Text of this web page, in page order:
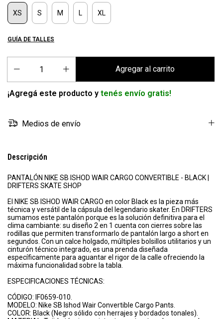
XS S M L XL
GUÍA DE TALLES
¡Agregá este producto y tenés envío gratis!
Medios de envío
Descripción
PANTALÓN NIKE SB ISHOD WAIR CARGO CONVERTIBLE - BLACK |
DRIFTERS SKATE SHOP
El NIKE SB ISHOD WAIR CARGO en color Black es la pieza más
técnica y versátil de la cápsula del legendario skater. En DRIFTERS
sumamos este pantalón porque es la solución definitiva para el
clima cambiante: su diseño 2 en 1 cuenta con cierres sobre las
rodillas que permiten transformarlo de pantalón largo a short en
segundos. Con un calce holgado, múltiples bolsillos utilitarios y un
cinturón técnico integrado, es una prenda diseñada
específicamente para aguantar el rigor de la calle ofreciendo la
máxima funcionalidad sobre la tabla.
ESPECIFICACIONES TÉCNICAS:
CÓDIGO: IF0659-010.
MODELO: Nike SB Ishod Wair Convertible Cargo Pants.
COLOR: Black (Negro sólido con herrajes y bordados tonales).